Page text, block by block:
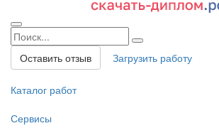
Оставить отзыв Загрузить работу
Каталог работ
Сервисы